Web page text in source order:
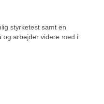
styrketest samt en
og arbejder videre med i